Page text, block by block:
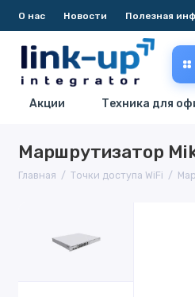
О нас Новости Полезная
Акции Техника для
Маршрутизатор
Главная Точки доступа WiFi